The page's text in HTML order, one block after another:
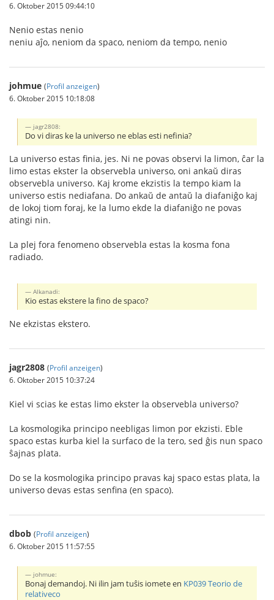
6. Oktober 2015 09:44:10
Nenio estas nenio
neniu aĵo, neniom da spaco, neniom da tempo, nenio
johmue (Profil anzeigen)
6. Oktober 2015 10:18:08
jagr2808:
Do vi diras ke la universo ne eblas esti nefinia?
La universo estas finia, jes. Ni ne povas observi la limon, ĉar la
limo estas ekster la observebla universo, oni ankaŭ diras
observebla universo. Kaj krome ekzistis la tempo kiam la
universo estis nediafana. Do ankaŭ de antaŭ la diafaniĝo kaj
de lokoj tiom foraj, ke la lumo ekde la diafaniĝo ne povas
atingi nin.
La plej fora fenomeno observebla estas la kosma fona
radiado.
Alkanadi:
Kio estas ekstere la fino de spaco?
Ne ekzistas ekstero.
jagr2808 (Profil anzeigen)
6. Oktober 2015 10:37:24
Kiel vi scias ke estas limo ekster la observebla universo?
La kosmologika principo neebligas limon por ekzisti. Eble
spaco estas kurba kiel la surfaco de la tero, sed ĝis nun spaco
ŝajnas plata.
Do se la kosmologika principo pravas kaj spaco estas plata, la
universo devas estas senfina (en spaco).
dbob (Profil anzeigen)
6. Oktober 2015 11:57:55
johmue:
Bonaj demandoj. Ni ilin jam tuŝis iomete en KP039 Teorio de
relativeco